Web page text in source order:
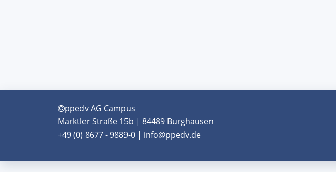
ppedv AG Campus
Marktler Straße 15b | 84489 Burghausen
+49 (0) 8677 - 9889-0 | info@ppedv.de